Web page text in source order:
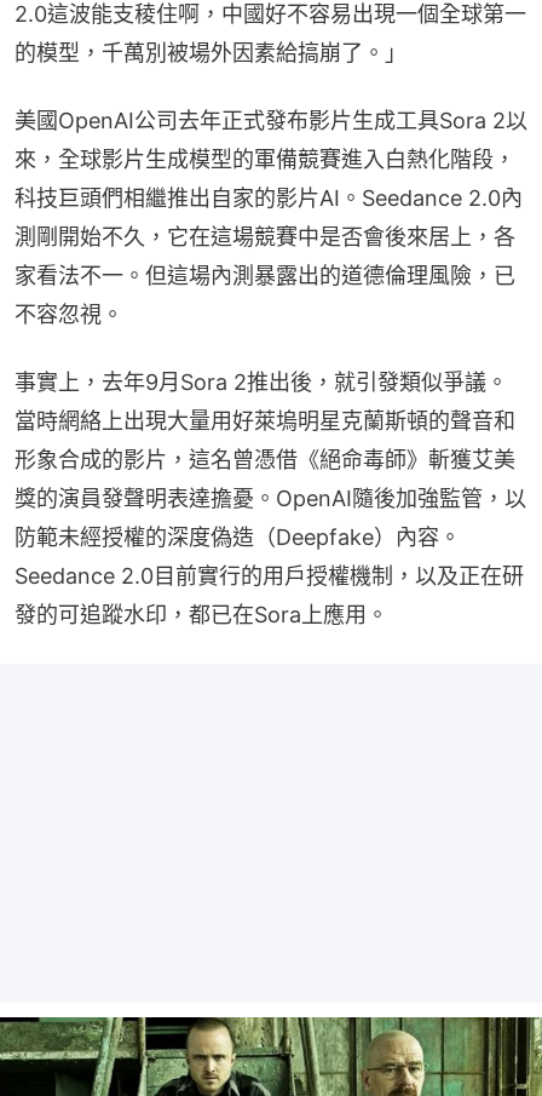
2.0這波能支稜住啊，中國好不容易出現一個全球第一
的模型，千萬別被場外因素給搞崩了。」
美國OpenAI公司去年正式發布影片生成工具Sora 2以
來，全球影片生成模型的軍備競賽進入白熱化階段，
科技巨頭們相繼推出自家的影片AI。Seedance 2.0內
測剛開始不久，它在這場競賽中是否會後來居上，各
家看法不一。但這場內測暴露出的道德倫理風險，已
不容忽視。
事實上，去年9月Sora 2推出後，就引發類似爭議。
當時網絡上出現大量用好萊塢明星克蘭斯頓的聲音和
形象合成的影片，這名曾憑借《絕命毒師》斬獲艾美
獎的演員發聲明表達擔憂。OpenAI隨後加強監管，以
防範未經授權的深度偽造（Deepfake）內容。
Seedance 2.0目前實行的用戶授權機制，以及正在研
發的可追蹤水印，都已在Sora上應用。